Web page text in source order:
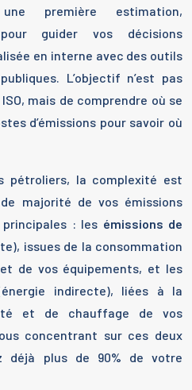
première estimation,
guider vos décisions
en interne avec des outils
L’objectif n’est pas
mais de comprendre où se
d’émissions pour savoir où
pétroliers, la complexité est
majorité de vos émissions
: les émissions de
issues de la consommation
de vos équipements, et les
indirecte), liées à la
et de chauffage de vos
concentrant sur ces deux
déjà plus de 90% de votre